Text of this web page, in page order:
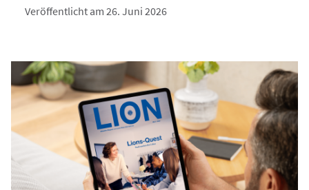
Veröffentlicht am 26. Juni 2026